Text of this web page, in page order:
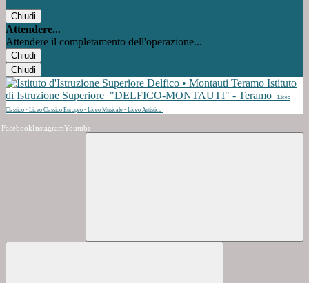
Chiudi
Attendere...
Attendere il completamento dell'operazione...
Chiudi
Chiudi
Istituto
di Istruzione Superiore "DELFICO-MONTAUTI" - Teramo
Liceo
Classico - Liceo Classico Europeo - Liceo Musicale - Liceo Artistico
Facebook InstagramYoutube